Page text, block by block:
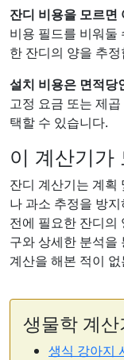
잔디 비용을 모르면
비용 필드를 비워둘
한 잔디의 양을 추
설치 비용은 면적당
고정 요금 또는 제
택할 수 있습니다.
이 계산기가
잔디 계산기는 계획
나 과소 추정을 방
전에 필요한 잔디의
구와 상세한 분석을
계산을 해본 적이
생물학 계산
생식 강아지